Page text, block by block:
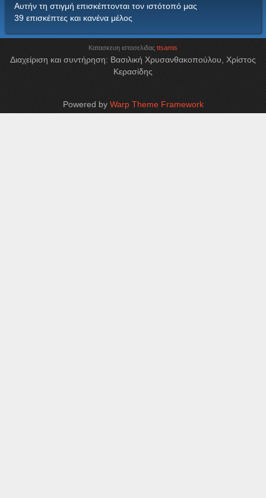
Αυτήν τη στιγμή επισκέπτονται τον ιστότοπό μας
39 επισκέπτες και κανένα μέλος
Κατασκευη ιστοσελιδας ttsamis
Διαχείριση και συντήρηση: Βασιλική Χρυσανθακοπούλου, Χρίστος
Κερασίδης
Powered by Warp Theme Framework